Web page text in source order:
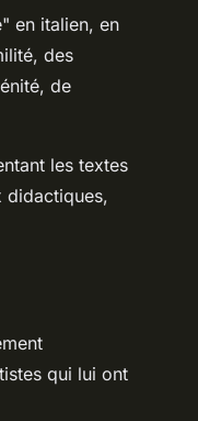
en italien, en
des
de
les textes
didactiques,
qui lui ont